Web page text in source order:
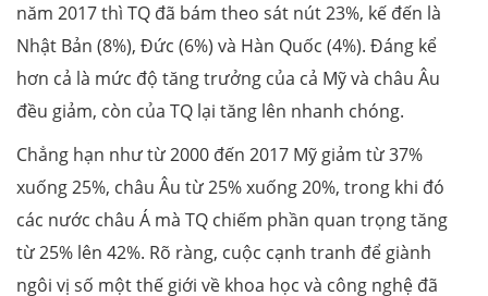
năm 2017 thì TQ đã bám theo sát nút 23%, kế đến là
Nhật Bản (8%), Đức (6%) và Hàn Quốc (4%). Đáng kể
hơn cả là mức độ tăng trưởng của cả Mỹ và châu Âu
đều giảm, còn của TQ lại tăng lên nhanh chóng.
Chẳng hạn như từ 2000 đến 2017 Mỹ giảm từ 37%
xuống 25%, châu Âu từ 25% xuống 20%, trong khi đó
các nước châu Á mà TQ chiếm phần quan trọng tăng
từ 25% lên 42%. Rõ ràng, cuộc cạnh tranh để giành
ngôi vị số một thế giới về khoa học và công nghệ đã